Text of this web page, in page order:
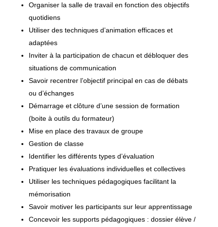
Organiser la salle de travail en fonction des objectifs
quotidiens
Utiliser des techniques d’animation efficaces et
adaptées
Inviter à la participation de chacun et débloquer des
situations de communication
Savoir recentrer l’objectif principal en cas de débats
ou d’échanges
Démarrage et clôture d’une session de formation
(boite à outils du formateur)
Mise en place des travaux de groupe
Gestion de classe
Identifier les différents types d’évaluation
Pratiquer les évaluations individuelles et collectives
Utiliser les techniques pédagogiques facilitant la
mémorisation
Savoir motiver les participants sur leur apprentissage
Concevoir les supports pédagogiques : dossier élève /